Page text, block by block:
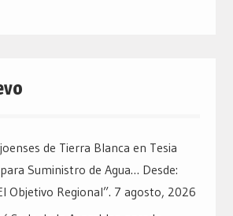
de Tierra Blanca en Tesia
Suministro de Agua… Desde:
Objetivo Regional”. 7 agosto, 2026